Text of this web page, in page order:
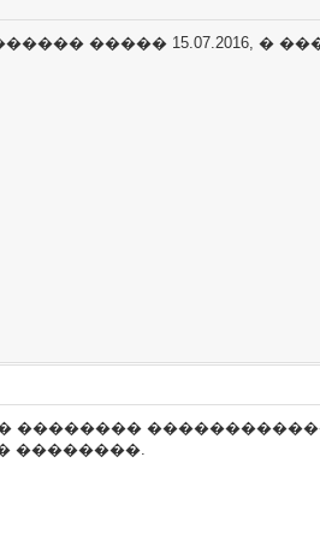
����� 15.07.2016, �
��������
��������.